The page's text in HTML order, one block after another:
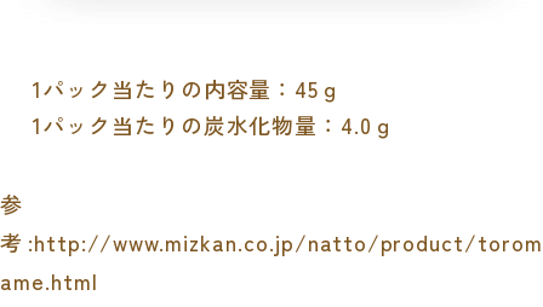
1パック当たりの内容量：45ｇ
1パック当たりの炭水化物量：4.0ｇ
参
考:http://www.mizkan.co.jp/natto/product/torom
ame.html